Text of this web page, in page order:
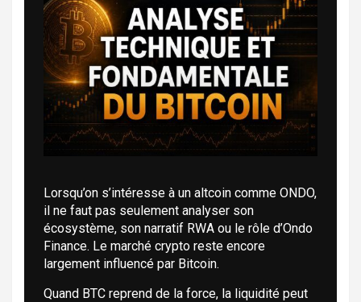
Lorsqu’on s’intéresse à un altcoin comme ONDO,
il ne faut pas seulement analyser son
écosystème, son narratif RWA ou le rôle d’Ondo
Finance. Le marché crypto reste encore
largement influencé par Bitcoin.
Quand BTC reprend de la force, la liquidité peut